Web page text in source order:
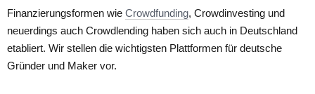
Finanzierungsformen wie Crowdfunding, Crowdinvesting und
neuerdings auch Crowdlending haben sich auch in Deutschland
etabliert. Wir stellen die wichtigsten Plattformen für deutsche
Gründer und Maker vor.